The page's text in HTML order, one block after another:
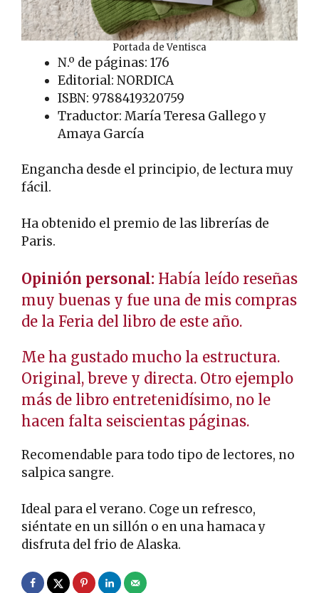
Portada de Ventisca
N.º de páginas: 176
Editorial: NORDICA
ISBN: 9788419320759
Traductor: María Teresa Gallego y
Amaya García
Engancha desde el principio, de lectura muy
fácil.
Ha obtenido el premio de las librerías de
Paris.
Opinión personal: Había leído reseñas
muy buenas y fue una de mis compras
de la Feria del libro de este año.
Me ha gustado mucho la estructura.
Original, breve y directa. Otro ejemplo
más de libro entretenidísimo, no le
hacen falta seiscientas páginas.
Recomendable para todo tipo de lectores, no
salpica sangre.
Ideal para el verano. Coge un refresco,
siéntate en un sillón o en una hamaca y
disfruta del frio de Alaska.